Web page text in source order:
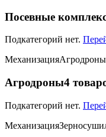
Посевные
Подкатегорий нет.
МеханизацияАгродроны
Агродроны4
Подкатегорий нет.
Механизация